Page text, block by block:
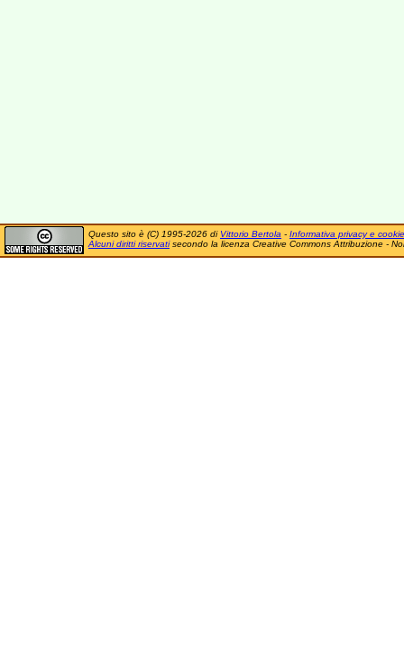
Questo sito è (C) 1995-2026 di Vittorio Bertola - Informativa privacy e cookie
Alcuni diritti riservatisecondo la licenza Creative Commons Attribuzione -